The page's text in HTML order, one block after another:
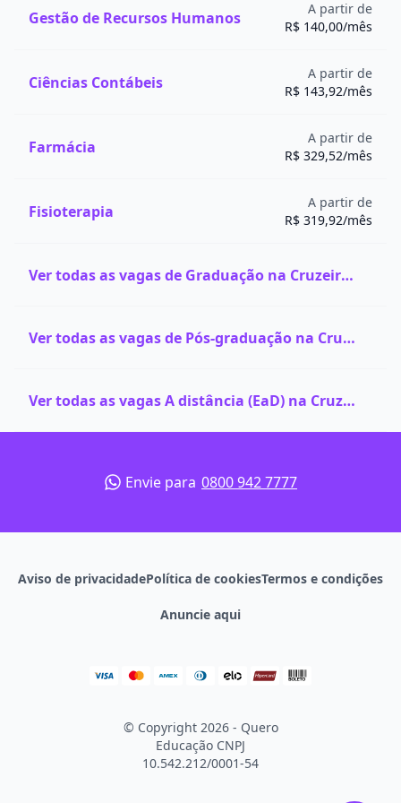
Gestão de Recursos Humanos
A partir de
R$ 140,00/mês
Ciências Contábeis
A partir de
R$ 143,92/mês
Farmácia
A partir de
R$ 329,52/mês
Fisioterapia
A partir de
R$ 319,92/mês
Ver todas as vagas de Graduação na Cruzeiro do Sul Virtual
Ver todas as vagas de Pós-graduação na Cruzeiro do Sul Virtual
Ver todas as vagas A distância (EaD) na Cruzeiro do Sul Virtual
Envie para 0800 942 7777
Aviso de privacidadePolítica de cookiesTermos e condições
Anuncie aqui
© Copyright 2026 - Quero
Educação CNPJ
10.542.212/0001-54